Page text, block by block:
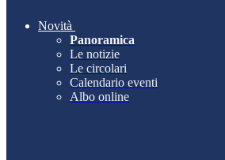
Novità
Panoramica
Le notizie
Le circolari
Calendario eventi
Albo online